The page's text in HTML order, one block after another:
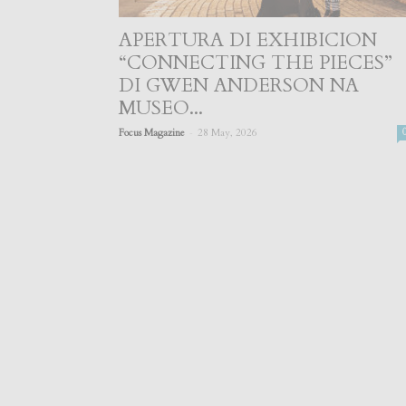
APERTURA DI EXHIBICION
“CONNECTING THE PIECES”
DI GWEN ANDERSON NA
MUSEO...
Focus Magazine 28 May, 2026 0